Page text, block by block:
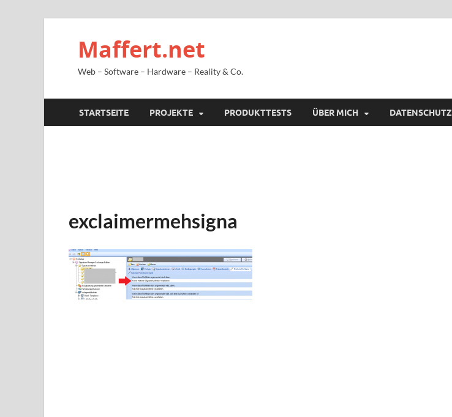
Maffert.net
Web – Software – Hardware – Reality & Co.
STARTSEITE PROJEKTE PRODUKTTESTS ÜBER MICH DATENSCHUTZ
exclaimermehsigna